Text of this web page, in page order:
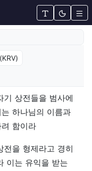
한글(KRV))
기 상전들을 범사에
하나님의 이름과
함이라
전을 형제라고 경히
이는 유익을 받는